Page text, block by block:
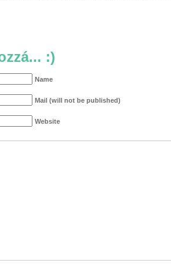
:)
Name
Mail (will not be published)
Website